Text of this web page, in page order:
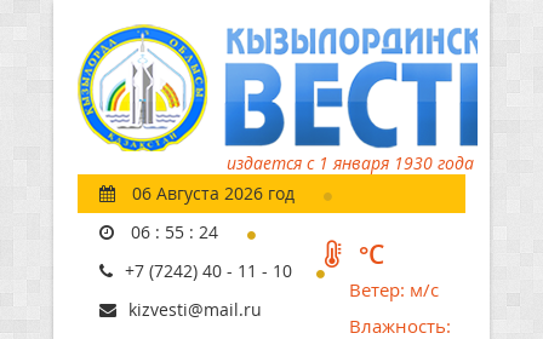
издается с 1 января 1930 года
06 Августа 2026 год
06 : 55 : 25
+7 (7242) 40 - 11 - 10
kizvesti@mail.ru
°C
Ветер: м/с
Влажность: